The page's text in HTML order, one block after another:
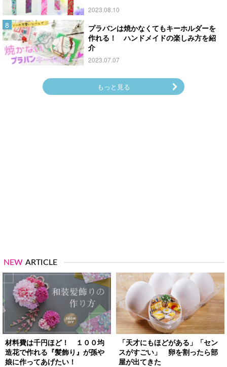
2023.08.10
プラバンは焼かなくてもキーホルダーを
作れる！ ハンドメイドの楽しみ方を紹
介
2023.07.07
もっと見る
NEW ARTICLE
材料費は千円ほど！ １００均
造花で作れる『髪飾り』が孫や
娘に作ってあげたい！
「天才にもほどがある」「セン
スがすごい」 卵を割ったら部
屋が出てきた